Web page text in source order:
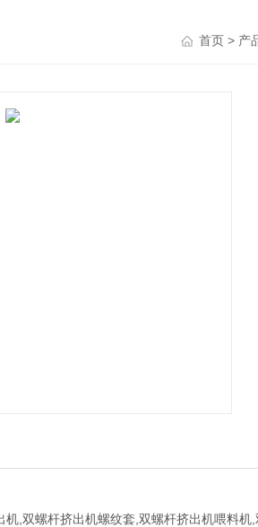
首页 > 产
,双螺杆挤出机螺纹套,双螺杆挤出机喂料